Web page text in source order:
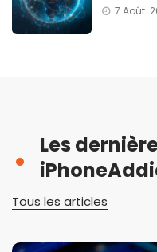
7 Août.
Les
Tous les articles